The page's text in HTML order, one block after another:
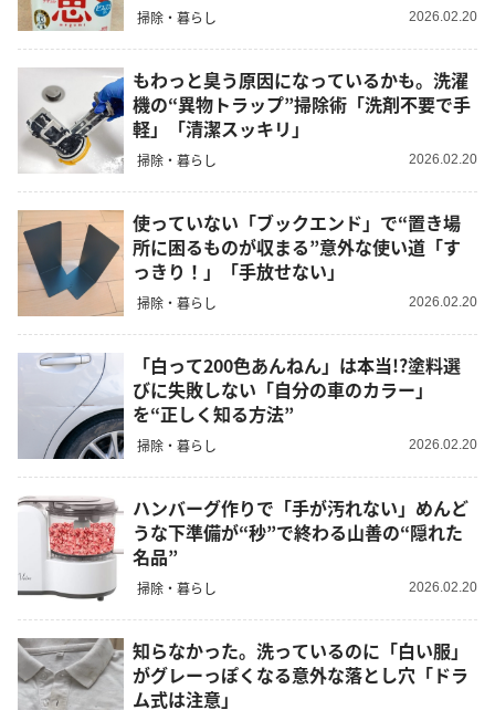
掃除・暮らし 2026.02.20
もわっと臭う原因になっているかも。洗濯
機の“異物トラップ”掃除術「洗剤不要で手
軽」「清潔スッキリ」
掃除・暮らし 2026.02.20
使っていない「ブックエンド」で“置き場
所に困るものが収まる”意外な使い道「す
っきり！」「手放せない」
掃除・暮らし 2026.02.20
「白って200色あんねん」は本当!?塗料選
びに失敗しない「自分の車のカラー」
を“正しく知る方法”
掃除・暮らし 2026.02.20
ハンバーグ作りで「手が汚れない」めんど
うな下準備が“秒”で終わる山善の“隠れた
名品”
掃除・暮らし 2026.02.20
知らなかった。洗っているのに「白い服」
がグレーっぽくなる意外な落とし穴「ドラ
ム式は注意」